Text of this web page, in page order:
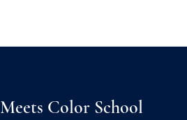
Meets Color School